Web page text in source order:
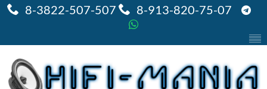
8-3822-507-507 8-913-820-75-07